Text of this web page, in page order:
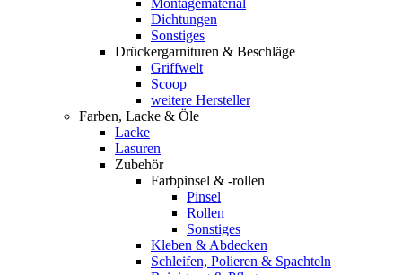
Montagematerial
Dichtungen
Sonstiges
Drückergarnituren & Beschläge
Griffwelt
Scoop
weitere Hersteller
Farben, Lacke & Öle
Lacke
Lasuren
Zubehör
Farbpinsel & -rollen
Pinsel
Rollen
Sonstiges
Kleben & Abdecken
Schleifen, Polieren & Spachteln